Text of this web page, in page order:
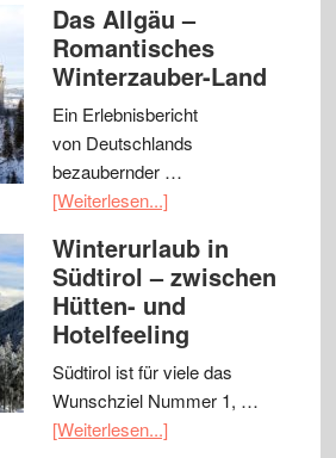
Das Allgäu –
Romantisches
Winterzauber-Land
Ein Erlebnisbericht
von Deutschlands
bezaubernder …
[Weiterlesen...]
Winterurlaub in
Südtirol – zwischen
Hütten- und
Hotelfeeling
Südtirol ist für viele das
Wunschziel Nummer 1, …
[Weiterlesen...]